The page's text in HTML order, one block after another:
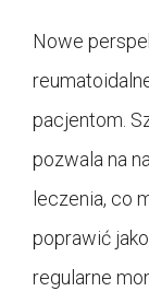
Nowe
pacjentom.
pozwala na
leczenia, co
poprawić
regularne